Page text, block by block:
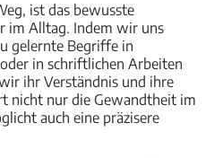
ist das bewusste
im Alltag. Indem wir uns
gelernte Begriffe in
in schriftlichen Arbeiten
ihr Verständnis und ihre
nicht nur die Gewandtheit im
auch eine präzisere